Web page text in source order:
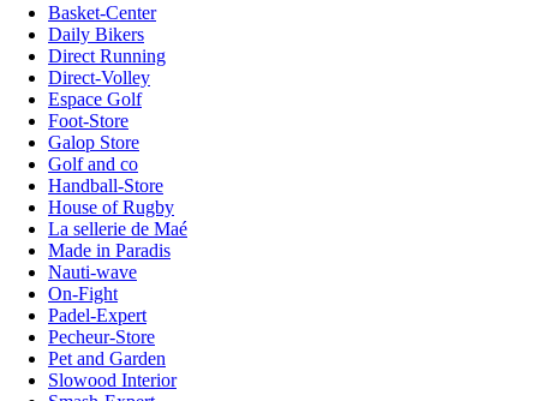
Basket-Center
Daily Bikers
Direct Running
Direct-Volley
Espace Golf
Foot-Store
Galop Store
Golf and co
Handball-Store
House of Rugby
La sellerie de Maé
Made in Paradis
Nauti-wave
On-Fight
Padel-Expert
Pecheur-Store
Pet and Garden
Slowood Interior